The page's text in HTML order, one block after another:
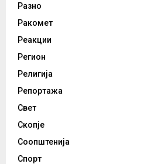
Разно
Ракомет
Реакции
Регион
Религија
Репортажа
Свет
Скопје
Соопштенија
Спорт